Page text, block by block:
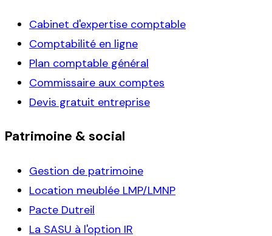
Cabinet d'expertise comptable
Comptabilité en ligne
Plan comptable général
Commissaire aux comptes
Devis gratuit entreprise
Patrimoine & social
Gestion de patrimoine
Location meublée LMP/LMNP
Pacte Dutreil
La SASU à l'option IR